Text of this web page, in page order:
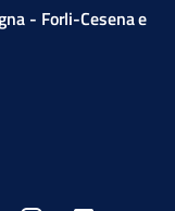
- Forli-Cesena e